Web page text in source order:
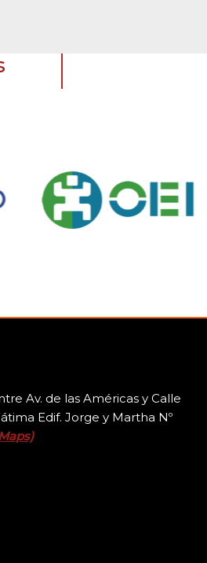
Av. de las Américas y Calle
Edif. Jorge y Martha Nº